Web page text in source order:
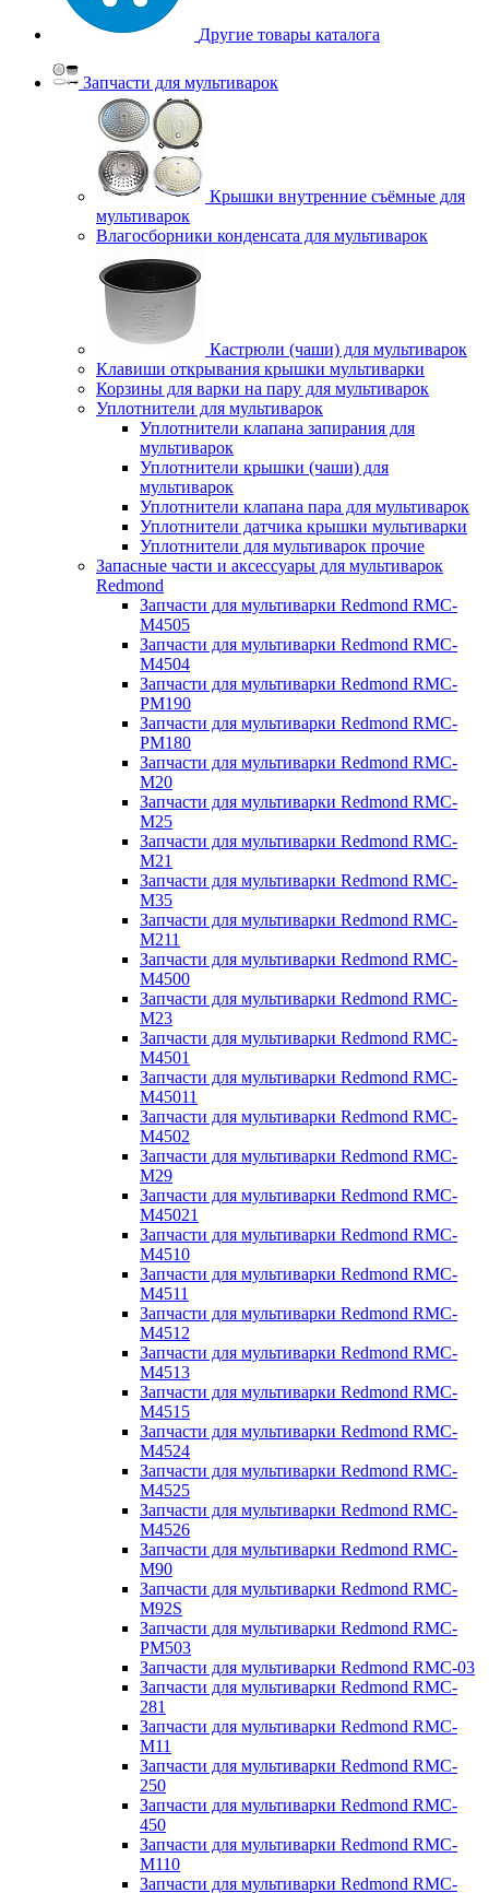
Другие товары каталога
Запчасти для мультиварок
Крышки внутренние съёмные для
мультиварок
Влагосборники конденсата для мультиварок
Кастрюли (чаши) для мультиварок
Клавиши открывания крышки мультиварки
Корзины для варки на пару для мультиварок
Уплотнители для мультиварок
Уплотнители клапана запирания для
мультиварок
Уплотнители крышки (чаши) для
мультиварок
Уплотнители клапана пара для мультиварок
Уплотнители датчика крышки мультиварки
Уплотнители для мультиварок прочие
Запасные части и аксессуары для мультиварок
Redmond
Запчасти для мультиварки Redmond RMC-
M4505
Запчасти для мультиварки Redmond RMC-
M4504
Запчасти для мультиварки Redmond RMC-
PM190
Запчасти для мультиварки Redmond RMC-
PM180
Запчасти для мультиварки Redmond RMC-
M20
Запчасти для мультиварки Redmond RMC-
M25
Запчасти для мультиварки Redmond RMC-
M21
Запчасти для мультиварки Redmond RMC-
M35
Запчасти для мультиварки Redmond RMC-
M211
Запчасти для мультиварки Redmond RMC-
M4500
Запчасти для мультиварки Redmond RMC-
M23
Запчасти для мультиварки Redmond RMC-
M4501
Запчасти для мультиварки Redmond RMC-
M45011
Запчасти для мультиварки Redmond RMC-
M4502
Запчасти для мультиварки Redmond RMC-
M29
Запчасти для мультиварки Redmond RMC-
M45021
Запчасти для мультиварки Redmond RMC-
M4510
Запчасти для мультиварки Redmond RMC-
M4511
Запчасти для мультиварки Redmond RMC-
M4512
Запчасти для мультиварки Redmond RMC-
M4513
Запчасти для мультиварки Redmond RMC-
M4515
Запчасти для мультиварки Redmond RMC-
M4524
Запчасти для мультиварки Redmond RMC-
M4525
Запчасти для мультиварки Redmond RMC-
M4526
Запчасти для мультиварки Redmond RMC-
M90
Запчасти для мультиварки Redmond RMC-
M92S
Запчасти для мультиварки Redmond RMC-
PM503
Запчасти для мультиварки Redmond RMC-03
Запчасти для мультиварки Redmond RMC-
281
Запчасти для мультиварки Redmond RMC-
M11
Запчасти для мультиварки Redmond RMC-
250
Запчасти для мультиварки Redmond RMC-
450
Запчасти для мультиварки Redmond RMC-
M110
Запчасти для мультиварки Redmond RMC-